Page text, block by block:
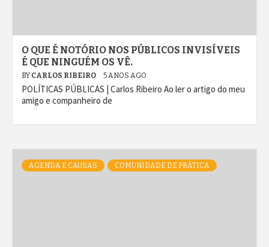
O QUE É NOTÓRIO NOS PÚBLICOS INVISÍVEIS
É QUE NINGUÉM OS VÊ.
BY CARLOS RIBEIRO 5 ANOS AGO
POLÍTICAS PÚBLICAS | Carlos Ribeiro Ao ler o artigo do meu
amigo e companheiro de
AGENDA E CAUSAS COMUNIDADE DE PRÁTICA